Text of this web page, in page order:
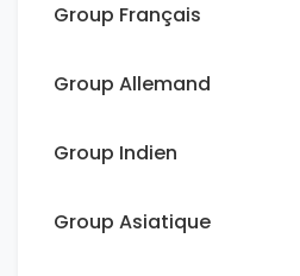
Group Français
Group Allemand
Group Indien
Group Asiatique